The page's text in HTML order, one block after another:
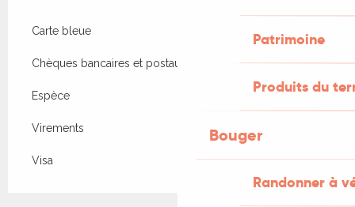
Patrimoine
Produits du
Bouger
Randonner à
Carte bleue
Chèques bancaires et postaux
Espèce
Virements
Visa